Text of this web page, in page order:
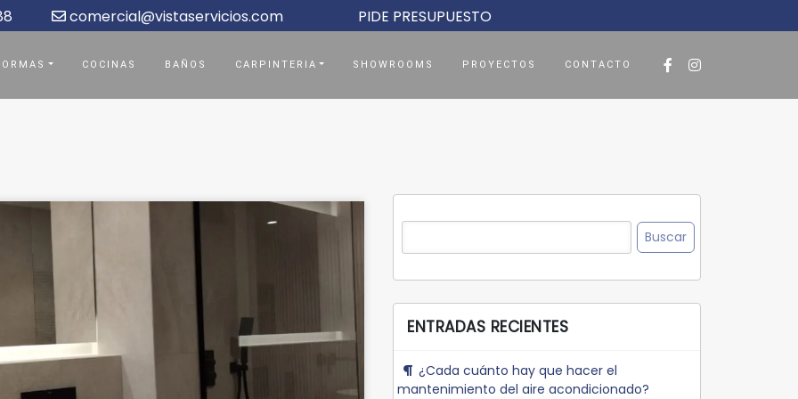
comercial@vistaservicios.com PIDE PRESUPUESTO
COCINAS BAÑOS CARPINTERIA SHOWROOMS PROYECTOS CONTACTO
Buscar:
ENTRADAS RECIENTES
¿Cada cuánto hay que hacer el
mantenimiento del aire acondicionado?